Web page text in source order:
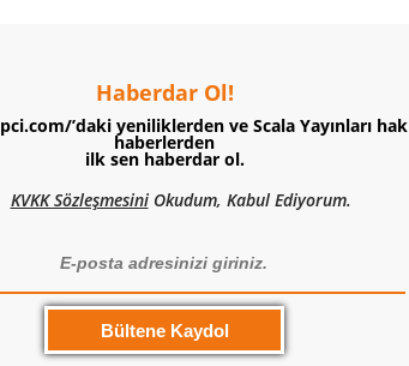
Haberdar Ol!
’daki yeniliklerden ve Scala Yayınları
haberlerden
ilk sen haberdar ol.
KVKK SözleşmesiniOkudum, Kabul Ediyorum.